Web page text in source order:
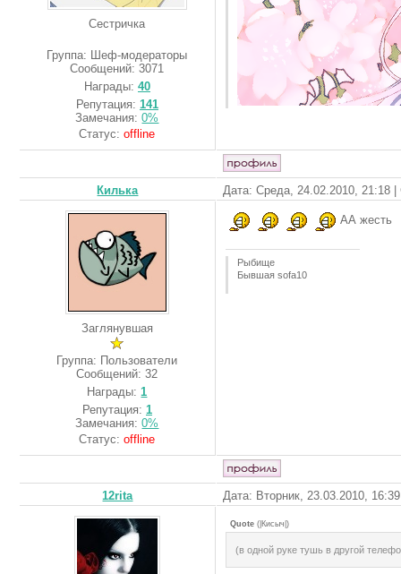
Сестричка
Группа: Шеф-модераторы
Сообщений:3071
Награды: 40
Репутация: 141
Замечания:0%
Статус:offline
Килька Дата: Среда, 24.02.2010, 21:18
Заглянувшая
Группа: Пользователи
Сообщений:32
Награды: 1
Репутация: 1
Замечания:0%
Статус:offline
АА жесть
Рыбище
Бывшая sofa10
12rita Дата: Вторник, 23.03.2010,
Quote ( |Кисыч| )
(в одной руке тушь в другой